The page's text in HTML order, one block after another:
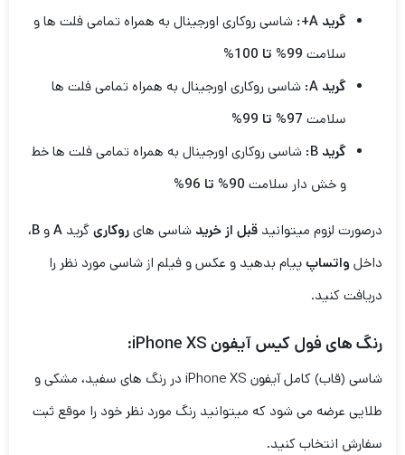
گرید A+:
شاسی روکاری اورجینال به همراه تمامی فلت ها و
سلامت
گرید A:
شاسی روکاری اورجینال به همراه تمامی فلت ها
سلامت 97% تا 99%
گرید B:
شاسی روکاری اورجینال به همراه تمامی فلت ها خط
و خش دار سلامت 90% تا 96%
درصورت لزوم میتوانید قبل از خرید شاسی هایروکاریگرید Aو B،
داخلواتساپ پیام بدهید و عکس و فیلم از شاسی مورد نظر را
دریافت کنید.
رنگ های فول کیس آیفون iPhone XS:
شاسی (قاب) کامل آیفون iPhone XS در رنگ های سفید، مشکی و
طلایی عرضه می شود که میتوانید رنگ مورد نظر خود را موقع ثبت
سفارش انتخاب کنید.